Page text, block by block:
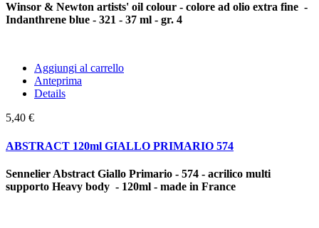
Winsor & Newton artists' oil colour - colore ad olio extra fine -
Indanthrene blue - 321 - 37 ml - gr. 4
Aggiungi al carrello
Anteprima
Details
5,40 €
ABSTRACT 120ml GIALLO PRIMARIO 574
Sennelier Abstract Giallo Primario - 574 - acrilico multi
supporto Heavy body - 120ml - made in France